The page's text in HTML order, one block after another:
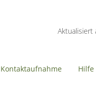
Aktualisiert
Kontaktaufnahme Hilfe